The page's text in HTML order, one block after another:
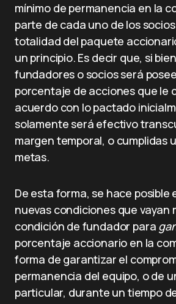
mínimo de permanencia en la
parte de cada uno de los
totalidad del paquete
un principio. Es decir que, si
fundadores o socios será
porcentaje de acciones que le
acuerdo con lo pactado
solamente será efectivo
margen temporal, o cumplidas
metas.
De esta forma, se hace posible
nuevas condiciones que vayan
condición de fundador para
porcentaje accionario en la
forma de garantizar el
permanencia del equipo, o de
particular, durante un tiempo